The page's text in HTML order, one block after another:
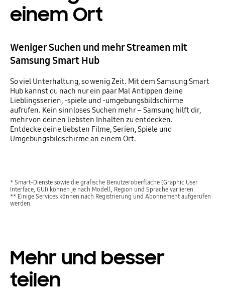
einem Ort
Weniger Suchen und mehr Streamen mit
Samsung Smart Hub
So viel Unterhaltung, so wenig Zeit. Mit dem Samsung Smart
Hub kannst du nach nur ein paar Mal Antippen deine
Lieblingsserien, -spiele und -umgebungsbildschirme
aufrufen. Kein sinnloses Suchen mehr – Samsung hilft dir,
mehr von deinen liebsten Inhalten zu entdecken.
Entdecke deine liebsten Filme, Serien, Spiele und
Umgebungsbildschirme an einem Ort.
* Smart-Dienste sowie die grafische Benutzeroberfläche (Graphic User
Interface, GUI) können je nach Modell, Region und Sprache variieren.
** Einige Services können nach Registrierung und Abonnement aufgerufen
werden.
Mehr und besser
teilen